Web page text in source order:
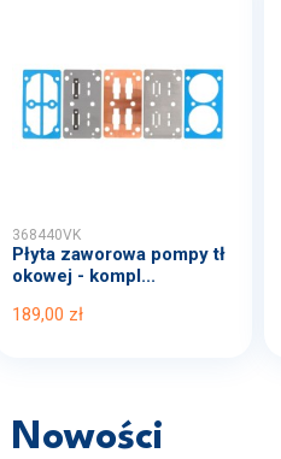
368440VK
Płyta zaworowa pompy tł
okowej - kompl...
189,00 zł
Nowości